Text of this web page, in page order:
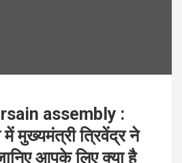
assembly :
मुख्यमंत्री त्रिवेंद्र ने
आपके लिए क्या है